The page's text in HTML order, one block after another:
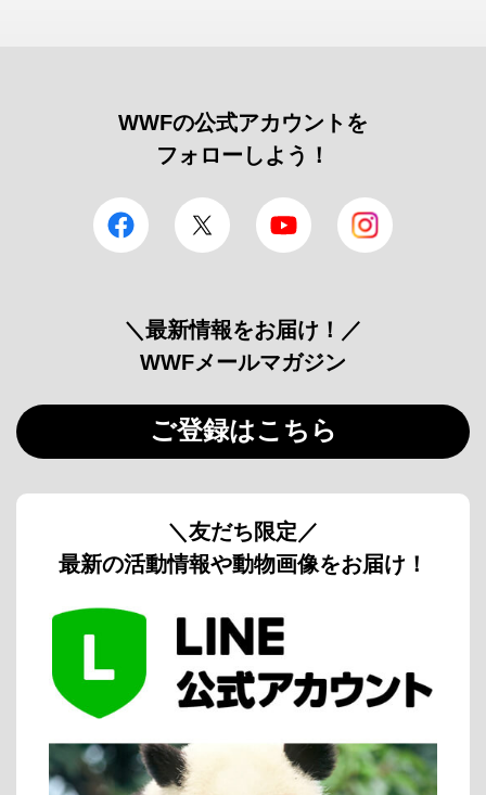
WWFの公式アカウントを
フォローしよう！
facebook Twitter YouTube
＼最新情報をお届け！／
WWFメールマガジン
ご登録はこちら
＼友だち限定／
最新の活動情報や動物画像をお届け！